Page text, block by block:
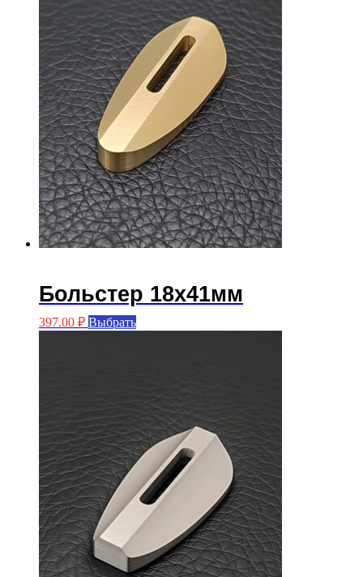
Больстер 18х41мм
397.00 ₽ ВыбратьЭтот
товар
выбрать
на
странице
товара.